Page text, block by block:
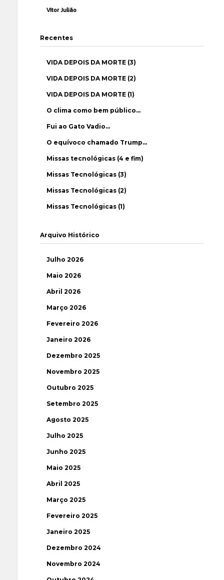
Vítor Julião
Recentes
VIDA DEPOIS DA MORTE (3)
VIDA DEPOIS DA MORTE (2)
VIDA DEPOIS DA MORTE (1)
O clima como bem público…
Fui ao Gato Vadio…
O equívoco chamado Trump…
Missas tecnológicas (4 e fim)
Missas Tecnológicas (3)
Missas Tecnológicas (2)
Missas Tecnológicas (1)
Arquivo Histórico
Julho 2026
Maio 2026
Abril 2026
Março 2026
Fevereiro 2026
Janeiro 2026
Dezembro 2025
Novembro 2025
Outubro 2025
Setembro 2025
Agosto 2025
Julho 2025
Junho 2025
Maio 2025
Abril 2025
Março 2025
Fevereiro 2025
Janeiro 2025
Dezembro 2024
Novembro 2024